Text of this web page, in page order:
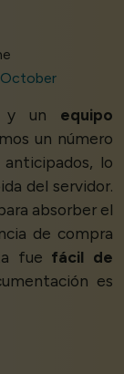
un equipo
un número
lo
del servidor.
absorber el
de compra
fue fácil de
es